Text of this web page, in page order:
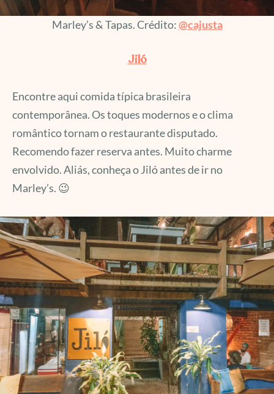
Marley’s & Tapas. Crédito:@cajusta
Jiló
Encontre aqui comida típica brasileira
contemporânea. Os toques modernos e o clima
romântico tornam o restaurante disputado.
Recomendo fazer reserva antes. Muito charme
envolvido. Aliás, conheça o Jiló antes de ir no
Marley’s. 😉